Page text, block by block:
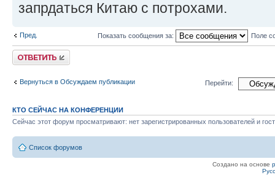
запрдаться Китаю с потрохами.
Пред. Показать сообщения за: Поле
Ответить
Вернуться в Обсуждаем публикации Перейти:
КТО СЕЙЧАС НА КОНФЕРЕНЦИИ
Сейчас этот форум просматривают: нет зарегистрированных пользователей и
Список форумов
Создано на основе